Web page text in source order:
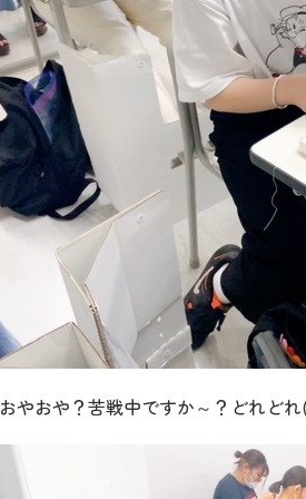
おやおや？苦戦中ですか～？どれど